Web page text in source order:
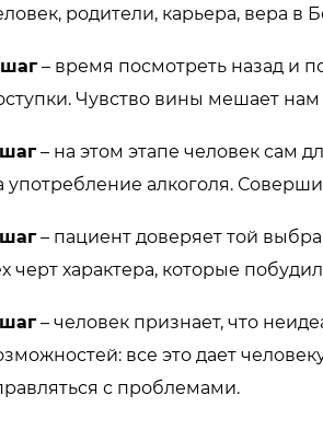
родители, карьера, вера в
– время посмотреть назад и
Чувство вины мешает
– на этом этапе человек сам
употребление алкоголя.
– пациент доверяет той
черт характера, которые
– человек признает, что
все это дает
с проблемами.